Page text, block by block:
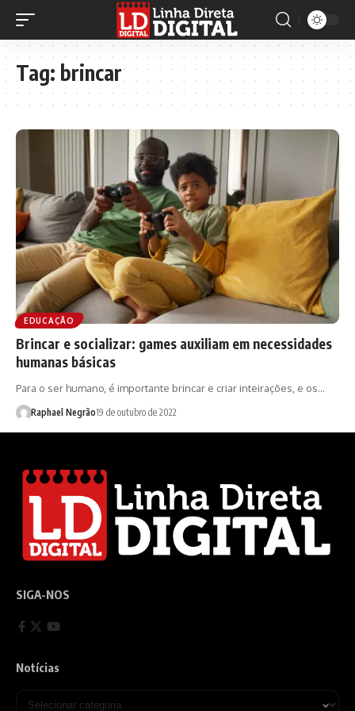
Tag: brincar
EDUCAÇÃO
Brincar e socializar: games auxiliam em necessidades
humanas básicas
Para o ser humano, é importante brincar e criar inteirações, e os…
Raphael Negrão19 de outubro de 2022
SIGA-NOS
Notícias